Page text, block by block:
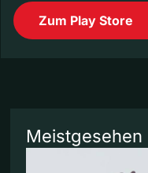
Zum Play Store
Meistgesehen